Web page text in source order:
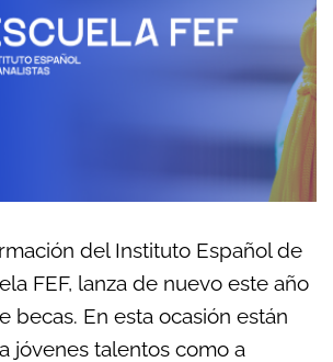
del Instituto Español de
FEF, lanza de nuevo este año
becas. En esta ocasión están
jóvenes talentos como a